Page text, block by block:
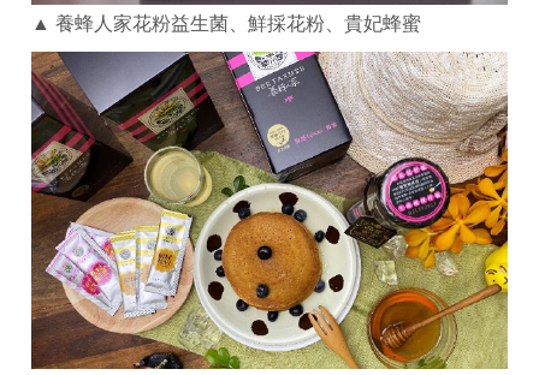
▲ 養蜂人家花粉益生菌、鮮採花粉、貴妃蜂蜜